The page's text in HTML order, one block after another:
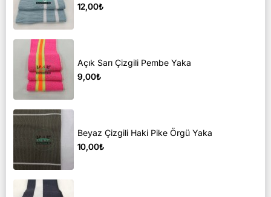
12,00₺
Açık Sarı Çizgili Pembe Yaka
9,00₺
Beyaz Çizgili Haki Pike Örgü Yaka
10,00₺